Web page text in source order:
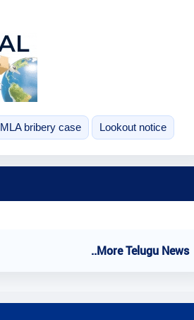
MLA bribery case Lookout notice
..More Telugu News